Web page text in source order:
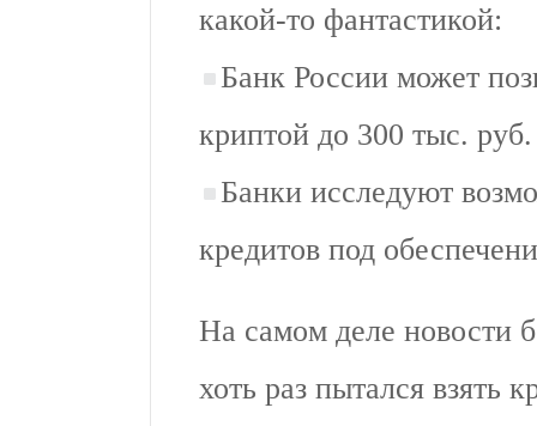
какой-то фантастикой:
Банк России может
криптой до 300 тыс. руб.
Банки исследуют
кредитов под
На самом деле новости
хоть раз пытался взять